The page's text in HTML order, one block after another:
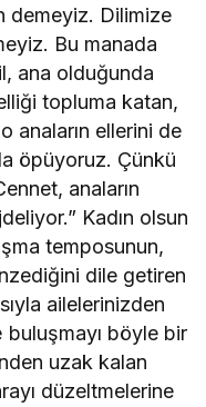
demeyiz. Dilimize
Bu manada
ana olduğunda
topluma katan,
anaların ellerini de
öpüyoruz. Çünkü
anaların
Kadın olsun
temposunun,
dile getiren
ailelerinizden
buluşmayı böyle bir
uzak kalan
düzeltmelerine